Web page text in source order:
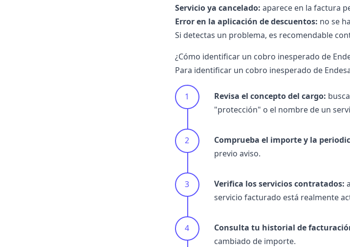
Servicio ya cancelado: aparece en la factura
Error en la aplicación de descuentos: no se
Si detectas un problema, es recomendable
¿Cómo identificar un cobro inesperado de
Para identificar un cobro inesperado de
Revisa el concepto del cargo:
"protección" o el nombre de un
Comprueba el importe y la
previo aviso.
Verifica los servicios contratados:
servicio facturado está realmente
Consulta tu historial de
cambiado de importe.